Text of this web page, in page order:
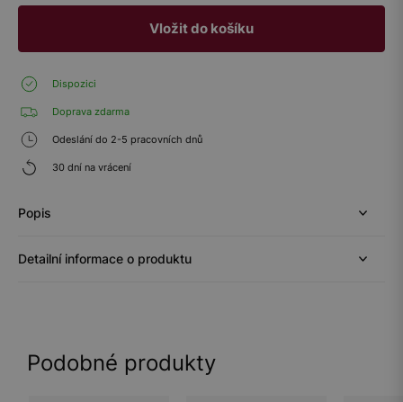
Vložit do košíku
Dispozici
Doprava zdarma
Odeslání do 2-5 pracovních dnů
30 dní na vrácení
Popis
Detailní informace o produktu
Podobné produkty